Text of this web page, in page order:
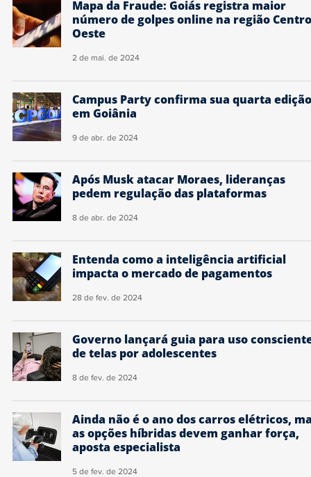
Mapa da Fraude: Goiás registra maior
número de golpes online na região
Oeste
2 de mai. de 2024
Campus Party confirma sua quarta edição
em Goiânia
9 de abr. de 2024
Após Musk atacar Moraes, lideranças
pedem regulação das plataformas
8 de abr. de 2024
Entenda como a inteligência artificial
impacta o mercado de pagamentos
28 de fev. de 2024
Governo lançará guia para uso
de telas por adolescentes
8 de fev. de 2024
Ainda não é o ano dos carros elétricos,
as opções híbridas devem ganhar força,
aposta especialista
5 de fev. de 2024